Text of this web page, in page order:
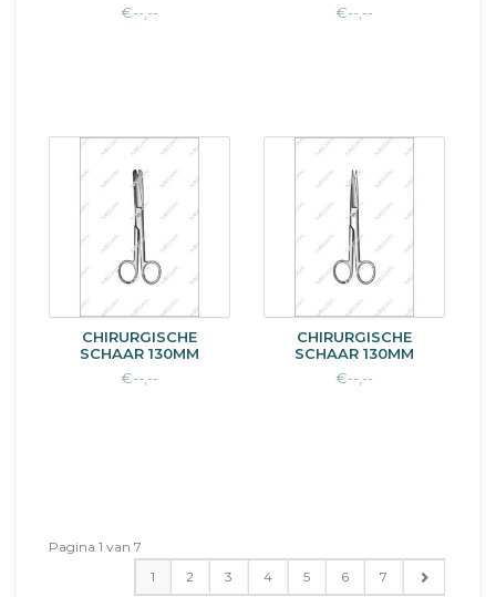
€--,--
€--,--
CHIRURGISCHE
SCHAAR 130MM
€--,--
CHIRURGISCHE
SCHAAR 130MM
€--,--
Pagina 1 van 7
1
2 3 4 5 6 7